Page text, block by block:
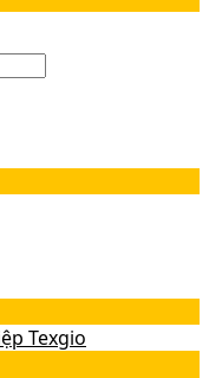
Texgio